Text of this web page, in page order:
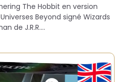
The Hobbit en version
Beyond signé Wizards
de J.R.R.…